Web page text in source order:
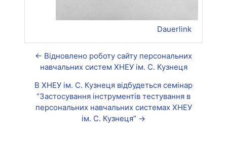
Dauerlink
← Відновлено роботу сайту персональних
навчальних систем ХНЕУ ім. С. Кузнеця
В ХНЕУ ім. С. Кузнеця відбудеться семінар
“Застосування інструментів тестування в
персональних навчальних системах ХНЕУ
ім. С. Кузнеця” →